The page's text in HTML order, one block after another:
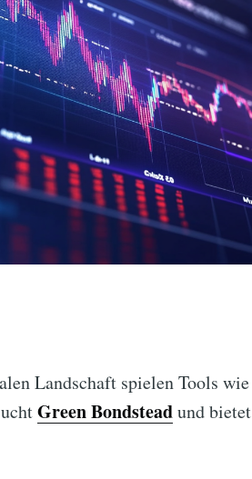
Landschaft spielen Tools wie
Green Bondsteadund